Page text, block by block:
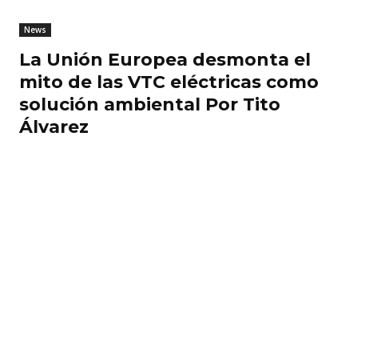
News
La Unión Europea desmonta el
mito de las VTC eléctricas como
solución ambiental Por Tito
Álvarez